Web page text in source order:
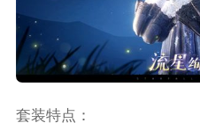
套装特点：